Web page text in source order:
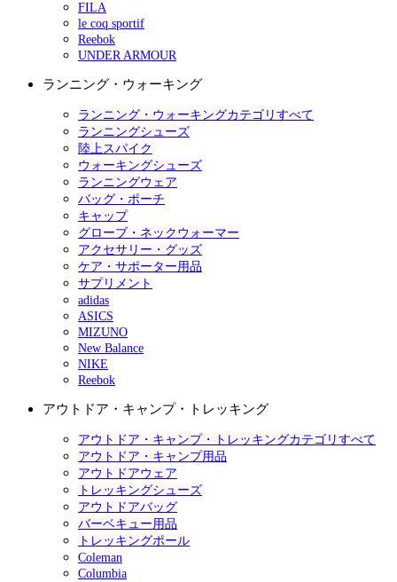
FILA
le coq sportif
Reebok
UNDER ARMOUR
ランニング・ウォーキング
ランニング・ウォーキングカテゴリすべて
ランニングシューズ
陸上スパイク
ウォーキングシューズ
ランニングウェア
バッグ・ポーチ
キャップ
グローブ・ネックウォーマー
アクセサリー・グッズ
ケア・サポーター用品
サプリメント
adidas
ASICS
MIZUNO
New Balance
NIKE
Reebok
アウトドア・キャンプ・トレッキング
アウトドア・キャンプ・トレッキングカテゴリすべて
アウトドア・キャンプ用品
アウトドアウェア
トレッキングシューズ
アウトドアバッグ
バーベキュー用品
トレッキングポール
Coleman
Columbia